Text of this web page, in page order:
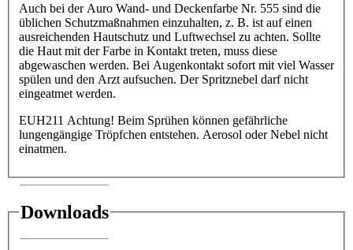
Auch bei der Auro Wand- und Deckenfarbe Nr. 555 sind die
üblichen Schutzmaßnahmen einzuhalten, z. B. ist auf einen
ausreichenden Hautschutz und Luftwechsel zu achten. Sollte
die Haut mit der Farbe in Kontakt treten, muss diese
abgewaschen werden. Bei Augenkontakt sofort mit viel Wasser
spülen und den Arzt aufsuchen. Der Spritznebel darf nicht
eingeatmet werden.
EUH211 Achtung! Beim Sprühen können gefährliche
lungengängige Tröpfchen entstehen. Aerosol oder Nebel nicht
einatmen.
Downloads